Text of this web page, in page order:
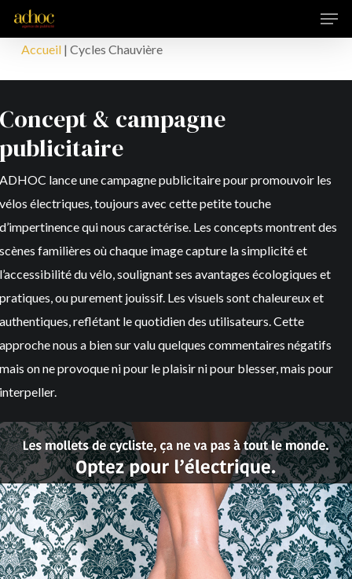
Skip
to
main
content
Accueil| Cycles Chauvière
& campagne
lance une campagne publicitaire pour promouvoir les
électriques, toujours avec cette petite touche
qui nous caractérise. Les concepts montrent des
familières où chaque image capture la simplicité et
du vélo, soulignant ses avantages écologiques et
ou purement jouissif. Les visuels sont chaleureux et
reflétant le quotidien des utilisateurs. Cette
nous a bien sur valu quelques commentaires négatifs
on ne provoque ni pour le plaisir ni pour blesser, mais pour